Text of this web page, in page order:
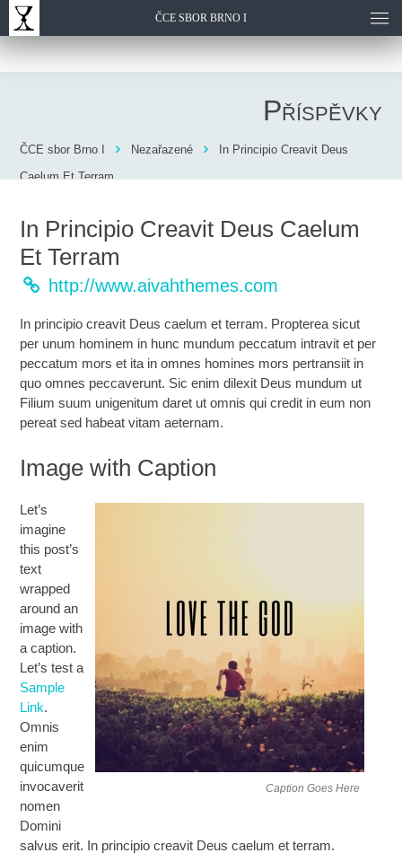
ČCE SBOR BRNO I
Příspěvky
ČCE sbor Brno I Nezařazené
In Principio Creavit Deus
Caelum Et Terram
In Principio Creavit Deus Caelum
Et Terram
http://www.aivahthemes.com
In principio creavit Deus caelum et terram. Propterea sicut
per unum hominem in hunc mundum peccatum intravit et per
peccatum mors et ita in omnes homines mors pertransiit in
quo omnes peccaverunt. Sic enim dilexit Deus mundum ut
Filium suum unigenitum daret ut omnis qui credit in eum non
pereat sed habeat vitam aeternam.
Image with Caption
Caption Goes Here
Let’s
imagine
this post’s
text
wrapped
around an
image with
a caption.
Let’s test a
Sample
Link.
Omnis
enim
quicumque
invocaverit
nomen
Domini
salvus erit. In principio creavit Deus caelum et terram.